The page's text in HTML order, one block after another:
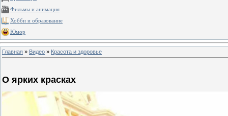
Фильмы и анимация
Хобби и образование
Юмор
Главная » Видео » Красота и здоровье
О ярких красках